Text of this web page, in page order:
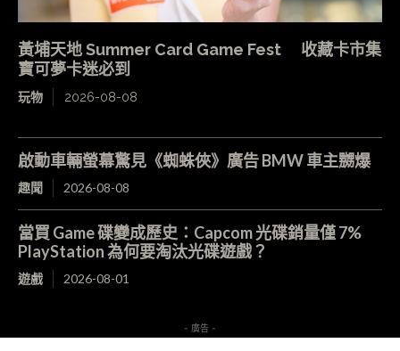
黃埔天地 Summer Card Game Fest 收藏卡市集
寶可夢卡迷必到
玩物 2026-08-08
啟動車輛螢幕驚見《蜘蛛俠》廣告 BMW 車主嬲爆
趣聞 2026-08-08
當買 Game 碟變成歷史：Capcom 光碟銷量僅 7%
PlayStation 為何要淘汰光碟遊戲？
遊戲 2026-08-01
- 廣告 -